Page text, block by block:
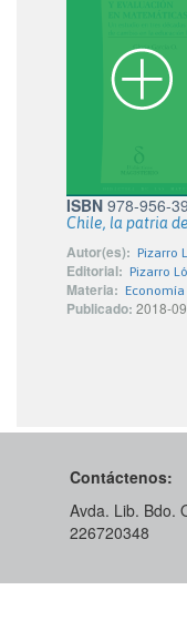
ISBN 978-956-
Chile, la patria
Autor(es): Pizarro
Editorial: Pizarro
Materia: Economía
Publicado: 2018-
Contáctenos:
Avda. Lib. Bdo.
226720348